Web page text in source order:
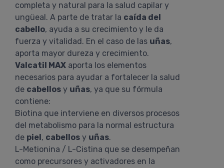
completa y natural para la salud capilar y
ungüeal. A parte de tratar la caída del
cabello, ayuda a su crecimiento y le da
fuerza y vitalidad. En el caso de las uñas,
aporta mayor dureza y crecimiento.
Valcatil MAX aporta los elementos
necesarios para ayudar a fortalecer la salud
de cabellos y uñas, ya que su fórmula
contiene:
Biotina que interviene en diversos procesos
del metabolismo para la normal estructura
de piel, cabellos y uñas.
L-Metionina / L-Cistina que se desempeñan
como precursores y activadores en la